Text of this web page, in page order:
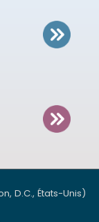
D.C., États-Unis)